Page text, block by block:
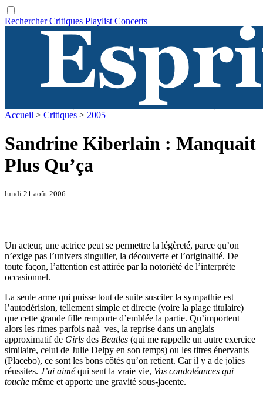
Rechercher Critiques Playlist Concerts
Accueil > Critiques > 2005
Sandrine Kiberlain : Manquait
Plus Qu’ça
lundi 21 août 2006
Un acteur, une actrice peut se permettre la légèreté, parce qu’on
n’exige pas l’univers singulier, la découverte et l’originalité. De
toute façon, l’attention est attirée par la notoriété de l’interprète
occasionnel.
La seule arme qui puisse tout de suite susciter la sympathie est
l’autodérision, tellement simple et directe (voire la plage titulaire)
que cette grande fille remporte d’emblée la partie. Qu’importent
alors les rimes parfois naà¯ves, la reprise dans un anglais
approximatif de Girls des Beatles (qui me rappelle un autre exercice
similaire, celui de Julie Delpy en son temps) ou les titres énervants
(Placebo), ce sont les bons côtés qu’on retient. Car il y a de jolies
réussites. J’ai aiméqui sent la vraie vie, Vos condoléances qui
touche même et apporte une gravité sous-jacente.